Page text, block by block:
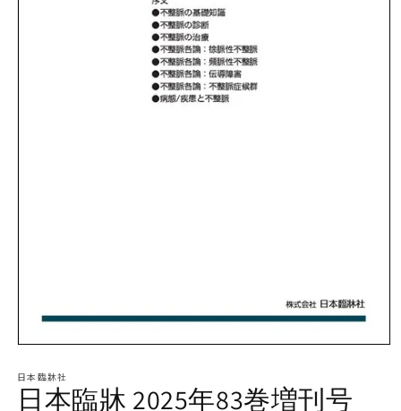
ダ
ル
日本臨牀社
日本臨牀 2025年83巻増刊号